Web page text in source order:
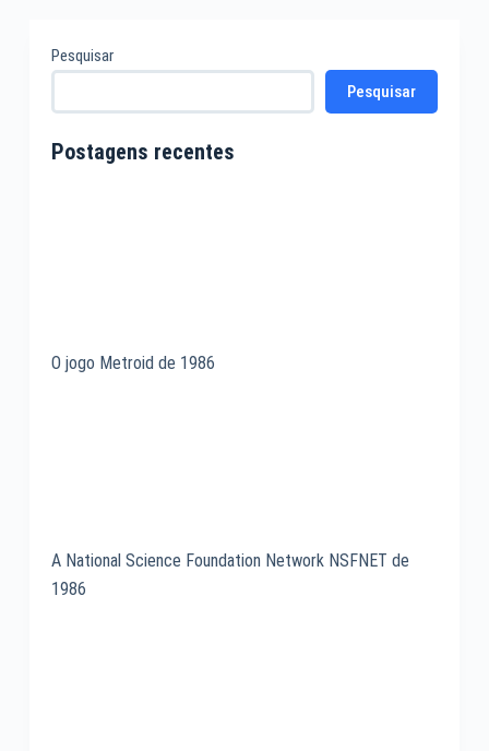
Pesquisar
Pesquisar
Postagens recentes
O jogo Metroid de 1986
A National Science Foundation Network NSFNET de
1986